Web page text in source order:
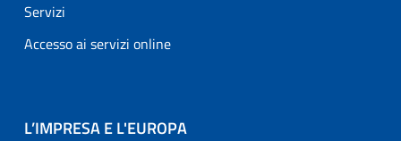
Servizi
Accesso ai servizi online
L’IMPRESA E L'EUROPA